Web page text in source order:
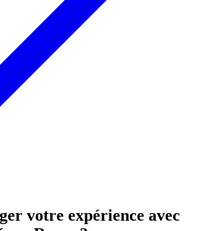
votre expérience avec